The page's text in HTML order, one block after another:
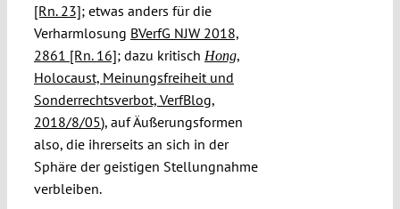
[Rn. 23]; etwas anders für die
Verharmlosung BVerfG NJW 2018,
2861 [Rn. 16]; dazu kritisch Hong,
Holocaust, Meinungsfreiheit und
Sonderrechtsverbot, VerfBlog,
2018/8/05), auf Äußerungsformen
also, die ihrerseits an sich in der
Sphäre der geistigen Stellungnahme
verbleiben.